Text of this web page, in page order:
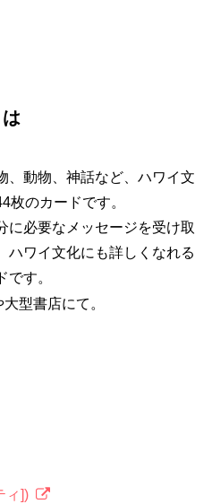
、動物、神話など、ハワイ文
枚のカードです。
に必要なメッセージを受け取
ハワイ文化にも詳しくなれる
す。
大型書店にて。
ィ])